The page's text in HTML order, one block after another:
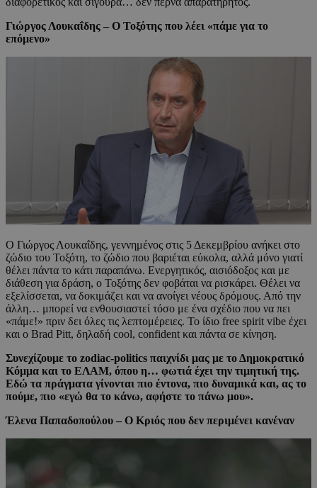
Γιώργος Λουκαΐδης – Ο Τοξότης που λέει «πάμε για το
επόμενο»
Ο Γιώργος Λουκαΐδης, γεννημένος στις 5 Δεκεμβρίου ανήκει στο
ζώδιο του Τοξότη, το ζώδιο που βαριέται εύκολα, αλλά μόνο γιατί
θέλει πάντα το κάτι παραπάνω. Ενεργητικός, αισιόδοξος και με
διάθεση για δράση, ο Τοξότης δεν φοβάται να ρισκάρει. Θέλει να
εξελίσσεται, να δοκιμάζει και να ανοίγει νέους δρόμους. Από την
άλλη… μπορεί να ενθουσιαστεί τόσο με ένα σχέδιο που να πει
«πάμε!» πριν δει όλες τις λεπτομέρειες. Το ίδιο free spirit vibe έχει
και ο Brad Pitt, δηλαδή cool, confident και πάντα σε κίνηση.
Συνεχίζουμε το zodiac-politics παιχνίδι μας με το Δημοκρατικό
Κόμμα και το ΕΛΑΜ, όπου η… φωτιά έχει την τιμητική της.
Εδώ τα πράγματα γίνονται πιο έντονα, πιο δυναμικά και, ας το
πούμε, πιο «εγώ θα το κάνω, αφήστε το πάνω μου».
Έλενα Παπαδοπούλου – Ο Κριός που δεν περιμένει κανέναν